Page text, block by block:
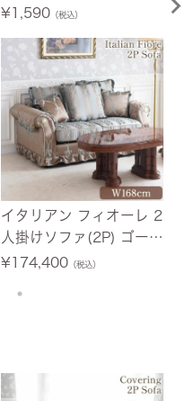
¥1,590（税込）
イタリアン フィオーレ 2
人掛けソファ(2P) ゴール
ド 幅168cm 【送料無
¥174,400（税込）
¥